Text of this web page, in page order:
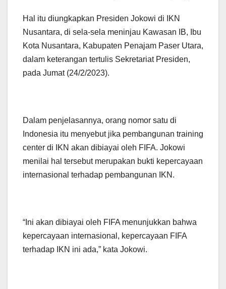
Hal itu diungkapkan Presiden Jokowi di IKN
Nusantara, di sela-sela meninjau Kawasan IB, Ibu
Kota Nusantara, Kabupaten Penajam Paser Utara,
dalam keterangan tertulis Sekretariat Presiden,
pada Jumat (24/2/2023).
Dalam penjelasannya, orang nomor satu di
Indonesia itu menyebut jika pembangunan training
center di IKN akan dibiayai oleh FIFA. Jokowi
menilai hal tersebut merupakan bukti kepercayaan
internasional terhadap pembangunan IKN.
“Ini akan dibiayai oleh FIFA menunjukkan bahwa
kepercayaan internasional, kepercayaan FIFA
terhadap IKN ini ada,” kata Jokowi.